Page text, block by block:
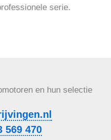
serie.
en hun selectie
569 470